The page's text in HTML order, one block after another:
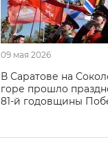
09 мая 2026
В Саратове на
горе прошло
81-й годовщины